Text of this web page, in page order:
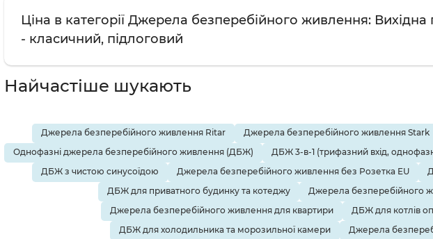
Ціна в категорії Джерела безперебійного живлення:
- класичний, підлоговий
Найчастіше шукають
Джерела безперебійного живлення Ritar Джерела безперебійного живлення Stark
Однофазні джерела безперебійного живлення (ДБЖ)
ДБЖ 3-в-1 (трифазний вхід,
ДБЖ з чистою синусоїдою
Джерела безперебійного живлення без Розетка EU
ДБЖ для приватного будинку та котеджу
Джерела безперебійного
Джерела безперебійного живлення для квартири
ДБЖ для котлів
ДБЖ для холодильника та морозильної камери
Джерела